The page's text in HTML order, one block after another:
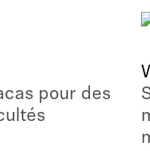
pour des